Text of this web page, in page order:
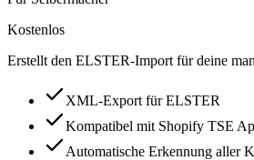
Kostenlos
Erstellt den ELSTER-Import für deine
XML-Export für ELSTER
Kompatibel mit Shopify TSE
Automatische Erkennung aller